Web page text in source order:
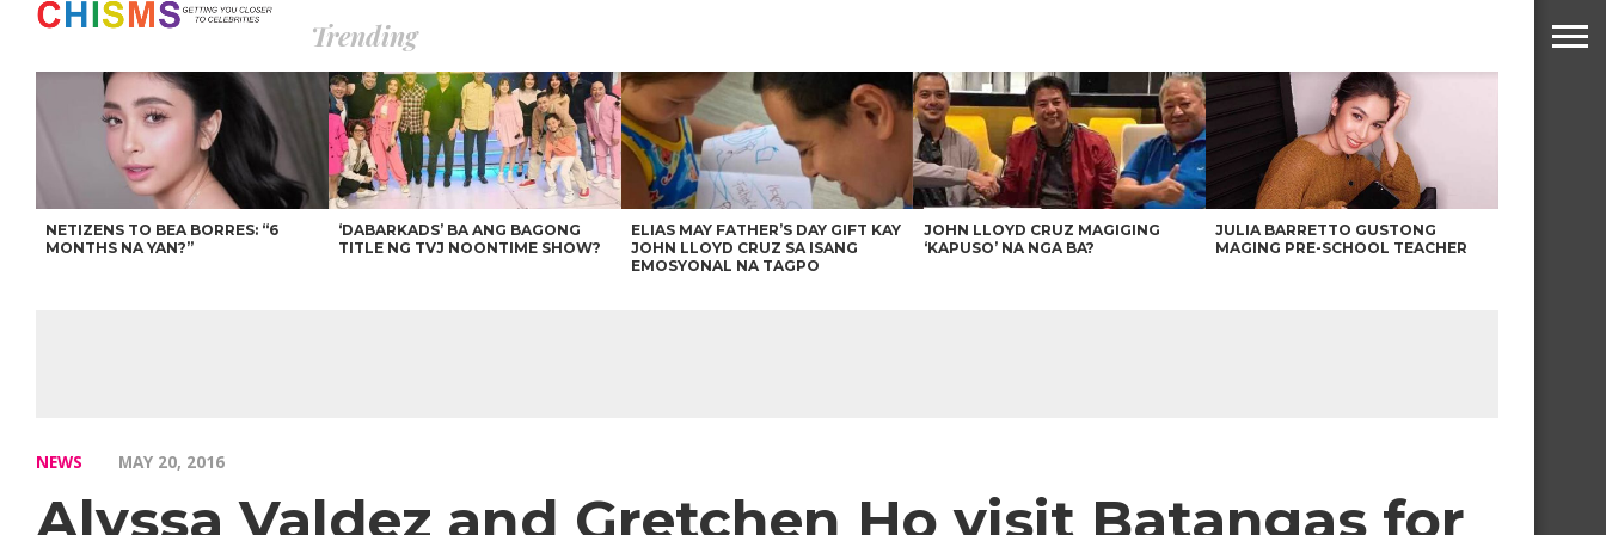
Trending
NETIZENS TO BEA BORRES: “6
MONTHS NA YAN?”
‘DABARKADS’ BA ANG BAGONG
TITLE NG TVJ NOONTIME SHOW?
ELIAS MAY FATHER’S DAY GIFT KAY
JOHN LLOYD CRUZ SA ISANG
EMOSYONAL NA TAGPO
JOHN LLOYD CRUZ MAGIGING
‘KAPUSO’ NA NGA BA?
JULIA BARRETTO GUSTONG
MAGING PRE-SCHOOL TEACHER
NEWS MAY 20, 2016
Alyssa Valdez and Gretchen Ho visit Batangas for